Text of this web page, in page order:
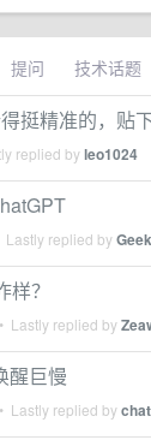
提问 技术话题
挺精准的，贴
replied byleo1024
Lastly replied by
？
• Lastly replied by
醒巨慢
• Lastly replied by